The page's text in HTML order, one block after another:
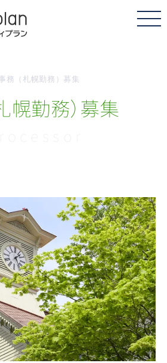
務（札幌勤務）募集
幌勤務）募集